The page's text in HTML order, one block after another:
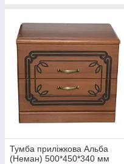
Тумба приліжкова Альба
(Неман) 500*450*340 мм